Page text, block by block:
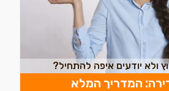
ולא יודעים איפה להתחיל?
המדריך המלא